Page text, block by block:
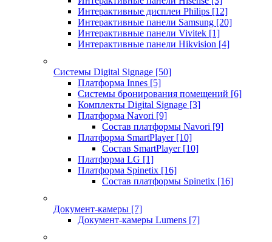
Интерактивные дисплеи Philips [12]
Интерактивные панели Samsung [20]
Интерактивные панели Vivitek [1]
Интерактивные панели Hikvision [4]
Системы Digital Signage [50]
Платформа Innes [5]
Системы бронирования помещений [6]
Комплекты Digital Signage [3]
Платформа Navori [9]
Состав платформы Navori [9]
Платформа SmartPlayer [10]
Состав SmartPlayer [10]
Платформа LG [1]
Платформа Spinetix [16]
Состав платформы Spinetix [16]
Документ-камеры [7]
Документ-камеры Lumens [7]